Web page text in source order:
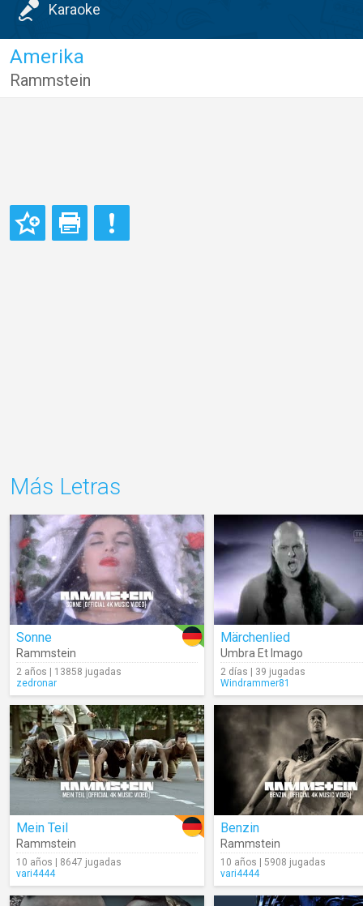
Karaoke
Amerika
Rammstein
Más Letras
Sonne
Rammstein
2 años | 13858 jugadas
zedronar
Märchenlied
Umbra Et Imago
2 días | 39 jugadas
Windrammer81
Mein Teil
Rammstein
10 años | 8647 jugadas
vari4444
Benzin
Rammstein
10 años | 5908 jugadas
vari4444